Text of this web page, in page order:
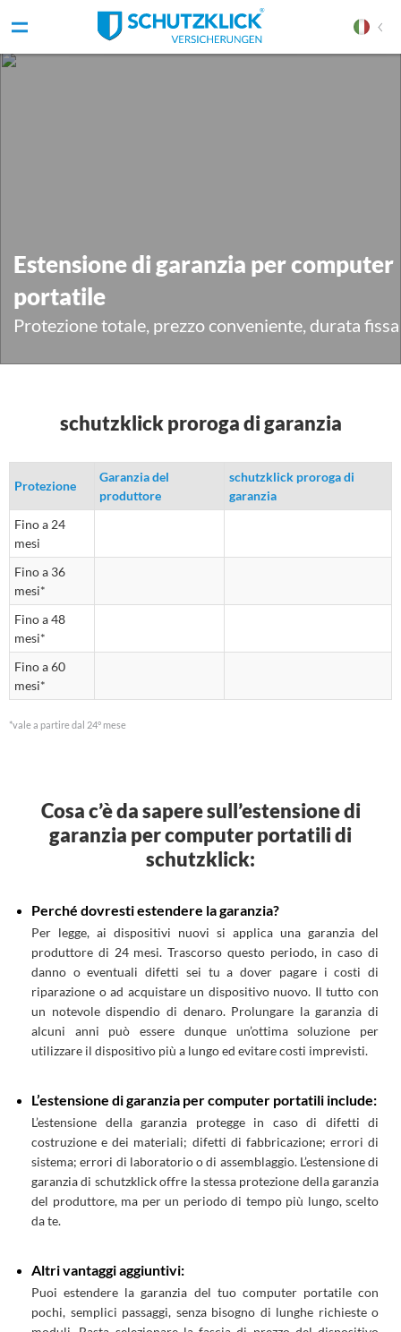
Estensione di garanzia per computer
portatile
Protezione totale, prezzo conveniente, durata fissa
schutzklick proroga di garanzia
Protezione
Garanzia del
produttore
schutzklick proroga di
garanzia
Fino a 24
mesi
Fino a 36
mesi*
Fino a 48
mesi*
Fino a 60
mesi*
*vale a partire dal 24° mese
Cosa c’è da sapere sull’estensione di
garanzia per computer portatili di
schutzklick:
Perché dovresti estendere la garanzia?
Per legge, ai dispositivi nuovi si applica una garanzia del
produttore di 24 mesi. Trascorso questo periodo, in caso di
danno o eventuali difetti sei tu a dover pagare i costi di
riparazione o ad acquistare un dispositivo nuovo. Il tutto con
un notevole dispendio di denaro. Prolungare la garanzia di
alcuni anni può essere dunque un’ottima soluzione per
utilizzare il dispositivo più a lungo ed evitare costi imprevisti.
L’estensione di garanzia per computer portatili include:
L’estensione della garanzia protegge in caso di difetti di
costruzione e dei materiali; difetti di fabbricazione; errori di
sistema; errori di laboratorio o di assemblaggio. L’estensione di
garanzia di schutzklick offre la stessa protezione della garanzia
del produttore, ma per un periodo di tempo più lungo, scelto
da te.
Altri vantaggi aggiuntivi:
Puoi estendere la garanzia del tuo computer portatile con
pochi, semplici passaggi, senza bisogno di lunghe richieste o